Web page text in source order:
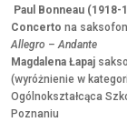
Paul Bonneau (1918-
Concerto na
Allegro – Andante
Magdalena Łapaj
(wyróżnienie w
Ogólnokształcąca
Poznaniu